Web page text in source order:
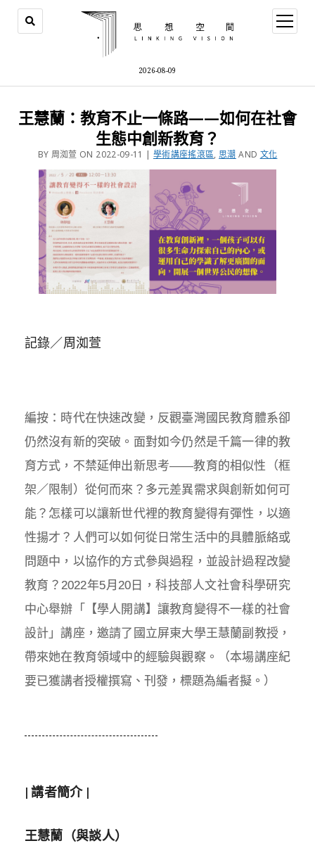
2026-08-09
王慧蘭：教育不止一條路——如何在社會
生態中創新教育？
BY 周洳萱 ON 2022-09-11 | 學術講座搖滾區,思潮 AND 文化
記錄／周洳萱
編按：時代在快速改變，反觀臺灣國民教育體系卻
仍然沒有新的突破。面對如今仍然是千篇一律的教
育方式，不禁延伸出新思考——教育的相似性（框
架／限制）從何而來？多元差異需求與創新如何可
能？怎樣可以讓新世代裡的教育變得有彈性，以適
性揚才？人們可以如何從日常生活中的具體脈絡或
問題中，以協作的方式參與過程，並設計過程改變
教育？2022年5月20日，科技部人文社會科學研究
中心舉辦「【學人開講】讓教育變得不一樣的社會
設計」講座，邀請了國立屏東大學王慧蘭副教授，
帶來她在教育領域中的經驗與觀察。（本場講座紀
要已獲講者授權撰寫、刊發，標題為編者擬。）
| 講者簡介 |
王慧蘭（與談人）